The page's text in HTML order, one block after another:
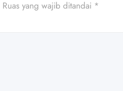
Ruas yang wajib ditandai *